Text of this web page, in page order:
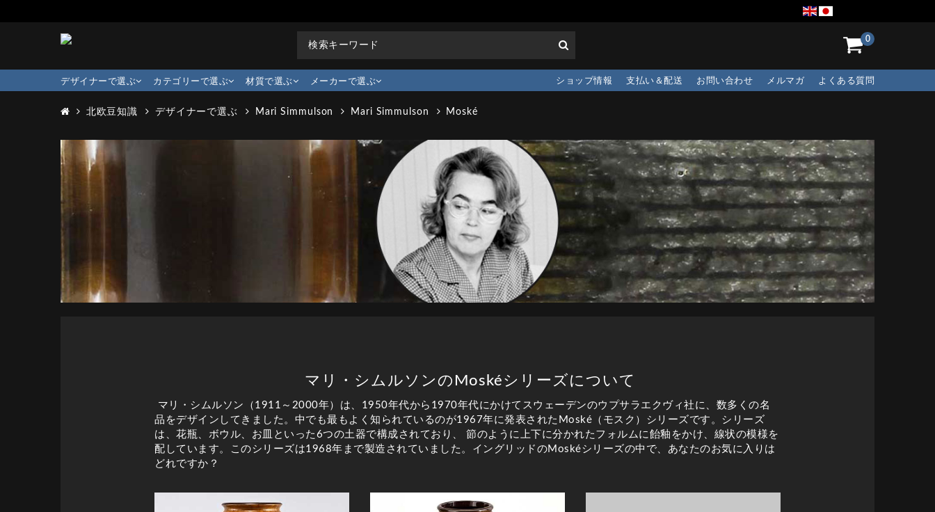
0
デザイナーで選ぶ カテゴリーで選ぶ 材質で選ぶ メーカーで選ぶ よくある質問
メルマガ
お問い合わせ
支払い＆配送
ショップ情報
北欧豆知識 デザイナーで選ぶ Mari Simmulson Mari Simmulson Moské
マリ・シムルソンのMoskéシリーズについて
マリ・シムルソン（1911～2000年）は、1950年代から1970年代にかけてスウェーデンのウプサラエクヴィ社に、数多くの名
品をデザインしてきました。中でも最もよく知られているのが1967年に発表されたMoské（モスク）シリーズです。シリーズ
は、花瓶、ボウル、お皿といった6つの土器で構成されており、 節のように上下に分かれたフォルムに飴釉をかけ、線状の模様を
配しています。このシリーズは1968年まで製造されていました。イングリッドのMoskéシリーズの中で、あなたのお気に入りは
どれですか？